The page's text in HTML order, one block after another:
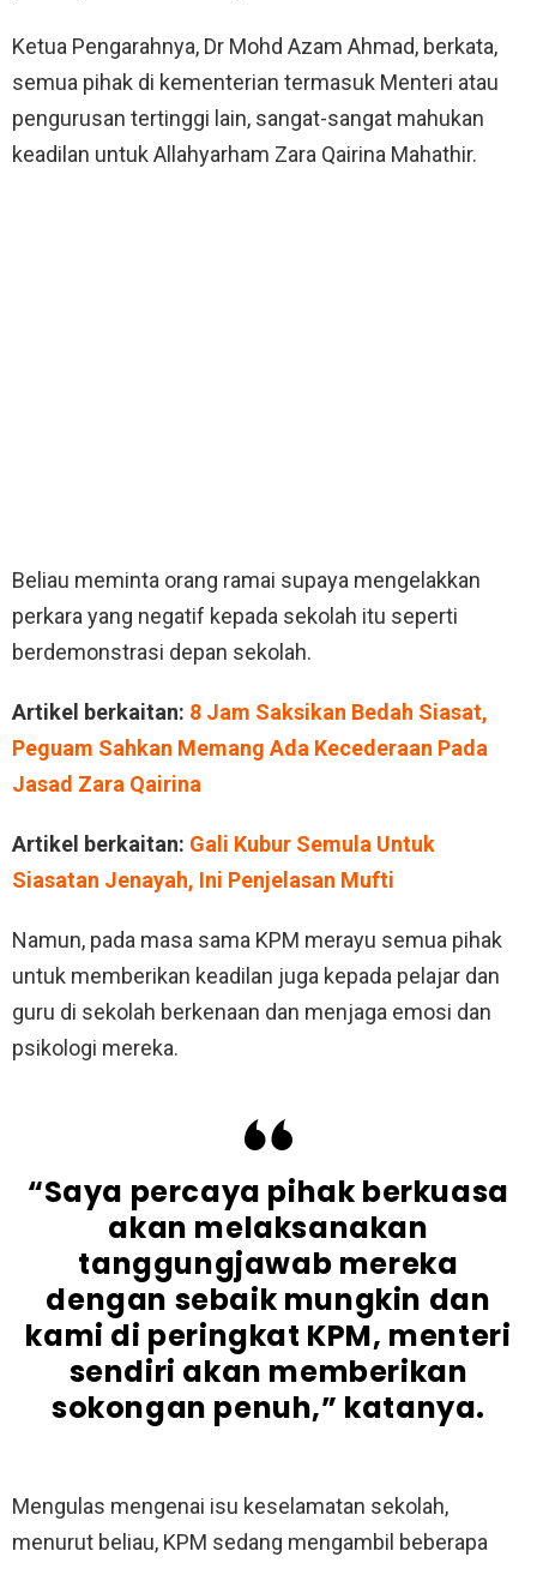
Ketua Pengarahnya, Dr Mohd Azam Ahmad, berkata,
semua pihak di kementerian termasuk Menteri atau
pengurusan tertinggi lain, sangat-sangat mahukan
keadilan untuk Allahyarham Zara Qairina Mahathir.
Beliau meminta orang ramai supaya mengelakkan
perkara yang negatif kepada sekolah itu seperti
berdemonstrasi depan sekolah.
Artikel berkaitan: 8 Jam Saksikan Bedah Siasat,
Peguam Sahkan Memang Ada Kecederaan Pada
Jasad Zara Qairina
Artikel berkaitan: Gali Kubur Semula Untuk
Siasatan Jenayah, Ini Penjelasan Mufti
Namun, pada masa sama KPM merayu semua pihak
untuk memberikan keadilan juga kepada pelajar dan
guru di sekolah berkenaan dan menjaga emosi dan
psikologi mereka.
“Saya percaya pihak berkuasa
akan melaksanakan
tanggungjawab mereka
dengan sebaik mungkin dan
kami di peringkat KPM, menteri
sendiri akan memberikan
sokongan penuh,” katanya.
Mengulas mengenai isu keselamatan sekolah,
menurut beliau, KPM sedang mengambil beberapa